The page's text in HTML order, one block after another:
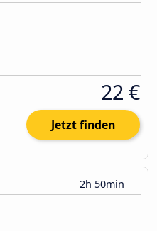
22 €
Jetzt finden
2h 50min